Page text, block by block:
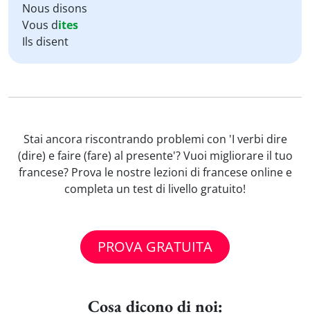
Nous disons
Vous dites
Ils disent
Stai ancora riscontrando problemi con 'I verbi dire
(dire) e faire (fare) al presente'? Vuoi migliorare il tuo
francese? Prova le nostre lezioni di francese online e
completa un test di livello gratuito!
PROVA GRATUITA
Cosa dicono di noi: